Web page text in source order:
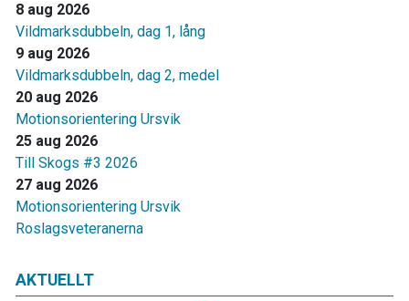
8 aug 2026
Vildmarksdubbeln, dag 1, lång
9 aug 2026
Vildmarksdubbeln, dag 2, medel
20 aug 2026
Motionsorientering Ursvik
25 aug 2026
Till Skogs #3 2026
27 aug 2026
Motionsorientering Ursvik
Roslagsveteranerna
AKTUELLT